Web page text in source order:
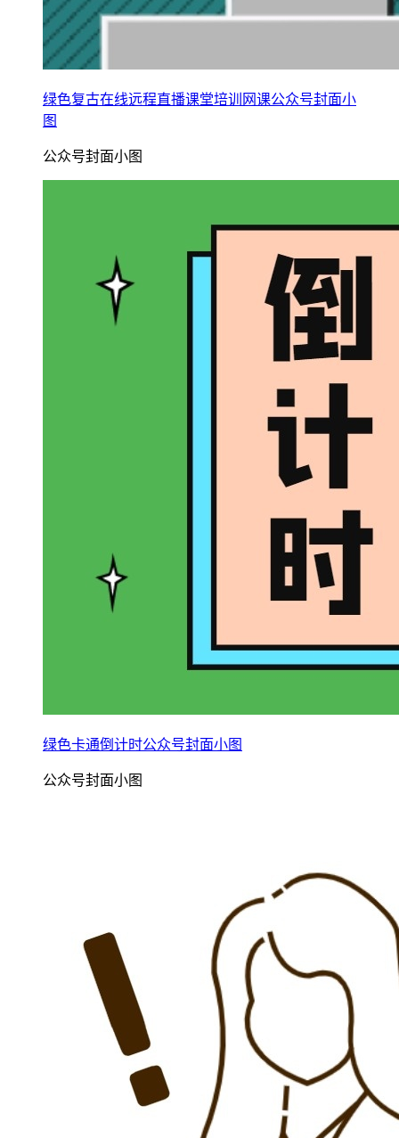
绿色复古在线远程直播课堂培训网课公众号封面小
图
公众号封面小图
绿色卡通倒计时公众号封面小图
公众号封面小图